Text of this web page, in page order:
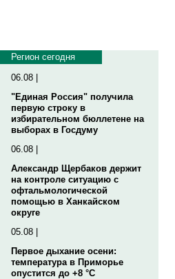
Регион сегодня
06.08 |
"Единая Россия" получила
первую строку в
избирательном бюллетене на
выборах в Госдуму
06.08 |
Александр Щербаков держит
на контроле ситуацию с
офтальмологической
помощью в Ханкайском
округе
05.08 |
Первое дыхание осени:
температура в Приморье
опустится до +8 °C